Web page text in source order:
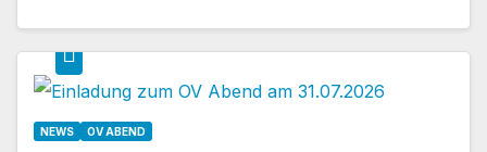
NEWS OV ABEND